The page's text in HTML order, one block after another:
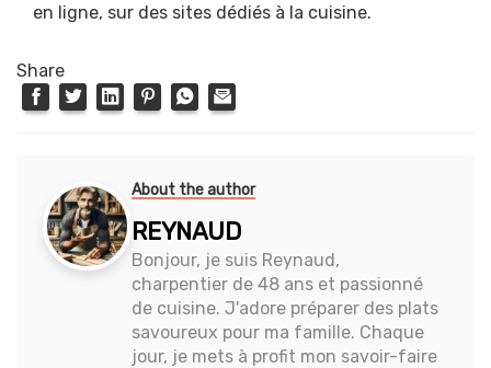
en ligne, sur des sites dédiés à la cuisine.
Share
About the author
REYNAUD
Bonjour, je suis Reynaud,
charpentier de 48 ans et passionné
de cuisine. J'adore préparer des plats
savoureux pour ma famille. Chaque
jour, je mets à profit mon savoir-faire